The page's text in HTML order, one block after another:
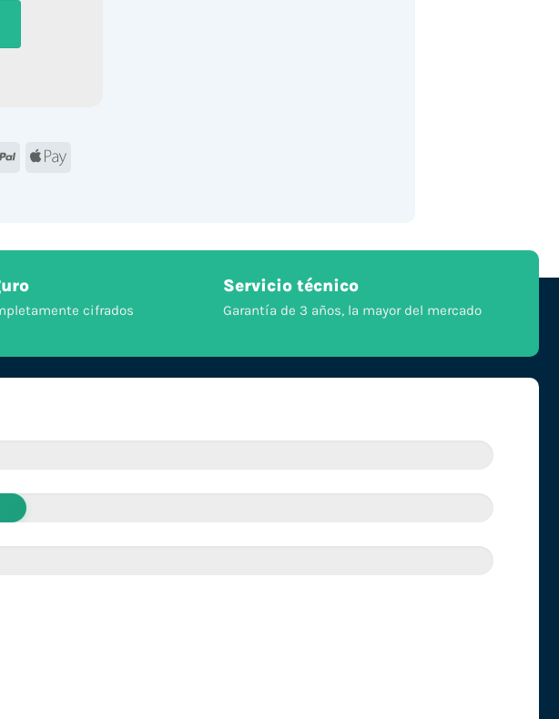
PayPal Apple
cifrados
Servicio técnico
Garantía de 3 años, la mayor del mercado